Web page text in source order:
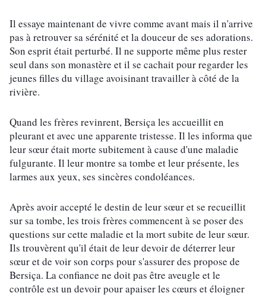
Il essaye maintenant de vivre comme avant mais il n'arrive
pas à retrouver sa sérénité et la douceur de ses adorations.
Son esprit était perturbé. Il ne supporte même plus rester
seul dans son monastère et il se cachait pour regarder les
jeunes filles du village avoisinant travailler à côté de la
rivière.
Quand les frères revinrent, Bersiça les accueillit en
pleurant et avec une apparente tristesse. Il les informa que
leur sœur était morte subitement à cause d'une maladie
fulgurante. Il leur montre sa tombe et leur présente, les
larmes aux yeux, ses sincères condoléances.
Après avoir accepté le destin de leur sœur et se recueillit
sur sa tombe, les trois frères commencent à se poser des
questions sur cette maladie et la mort subite de leur sœur.
Ils trouvèrent qu'il était de leur devoir de déterrer leur
sœur et de voir son corps pour s'assurer des propose de
Bersiça. La confiance ne doit pas être aveugle et le
contrôle est un devoir pour apaiser les cœurs et éloigner